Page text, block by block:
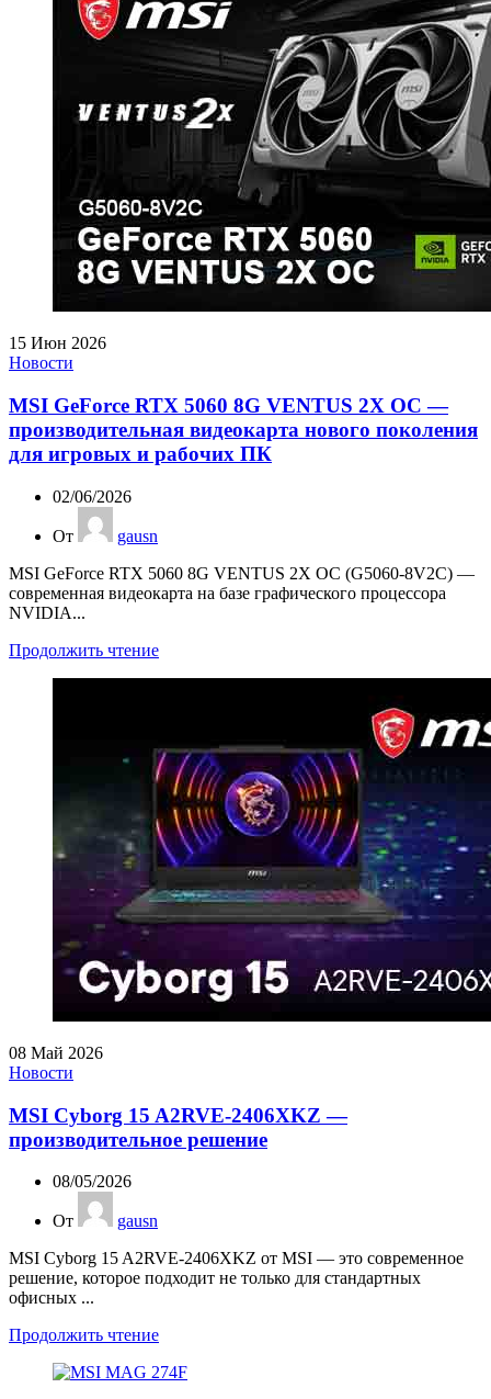
15 Июн 2026
Новости
MSI GeForce RTX 5060 8G VENTUS 2X OC —
производительная видеокарта нового поколения
для игровых и рабочих ПК
02/06/2026
От
gausn
MSI GeForce RTX 5060 8G VENTUS 2X OC (G5060-8V2C) —
современная видеокарта на базе графического процессора
NVIDIA...
Продолжить чтение
08 Май 2026
Новости
MSI Cyborg 15 A2RVE-2406XKZ —
производительное решение
08/05/2026
От
gausn
MSI Cyborg 15 A2RVE-2406XKZ от MSI — это современное
решение, которое подходит не только для стандартных
офисных ...
Продолжить чтение